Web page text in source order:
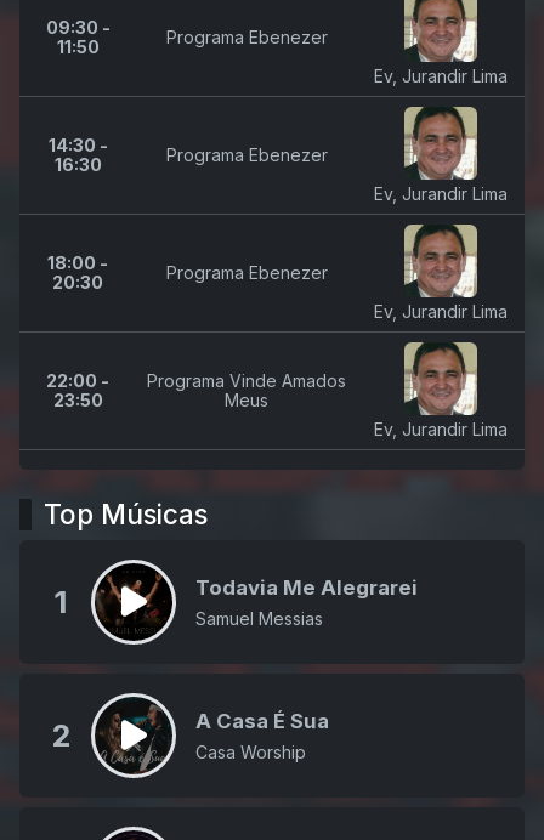
09:30 -
11:50
Programa Ebenezer
Ev, Jurandir Lima
14:30 -
16:30
Programa Ebenezer
Ev, Jurandir Lima
18:00 -
20:30
Programa Ebenezer
Ev, Jurandir Lima
22:00 -
23:50
Programa Vinde Amados
Meus
Ev, Jurandir Lima
Top Músicas
1 Todavia Me Alegrarei
Samuel Messias
2 A Casa É Sua
Casa Worship